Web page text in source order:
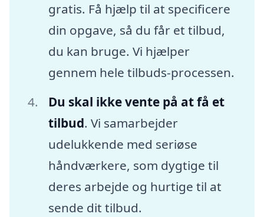
gratis. Få hjælp til at specificere
din opgave, så du får et tilbud,
du kan bruge. Vi hjælper
gennem hele tilbuds-processen.
Du skal ikke vente på at få et
tilbud. Vi samarbejder
udelukkende med seriøse
håndværkere, som dygtige til
deres arbejde og hurtige til at
sende dit tilbud.